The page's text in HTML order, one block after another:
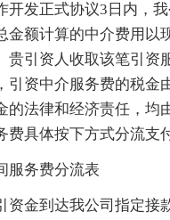
开发正式协议3日内，
金额计算的中介费用以
贵引资人收取该笔引资
引资中介服务费的税金
的法律和经济责任，均
费具体按下方式分流支
服务费分流表
资金到达我公司指定接